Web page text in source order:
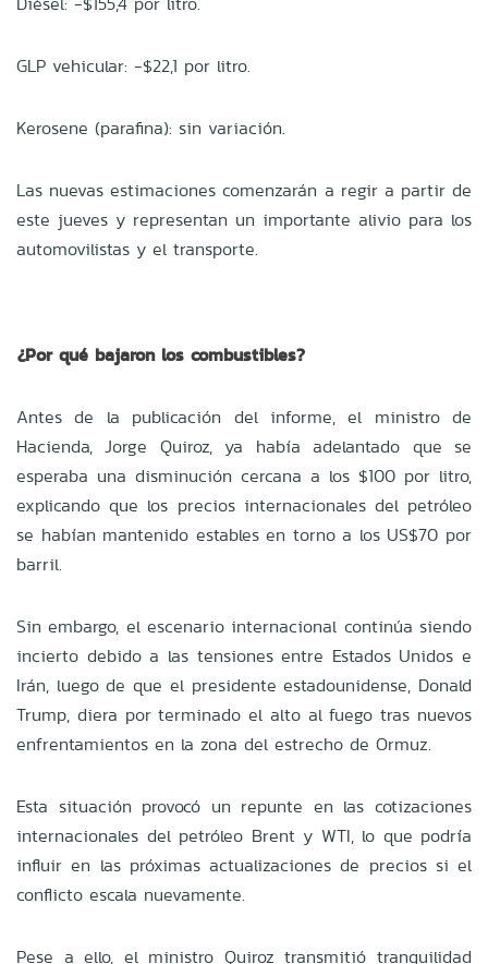
GLP vehicular: -$22,1 por litro.
Kerosene (parafina): sin variación.
Las nuevas estimaciones comenzarán a regir a partir de
este jueves y representan un importante alivio para los
automovilistas y el transporte.
¿Por qué bajaron los combustibles?
Antes de la publicación del informe, el ministro de
Hacienda, Jorge Quiroz, ya había adelantado que se
esperaba una disminución cercana a los $100 por litro,
explicando que los precios internacionales del petróleo
se habían mantenido estables en torno a los US$70 por
barril.
Sin embargo, el escenario internacional continúa siendo
incierto debido a las tensiones entre Estados Unidos e
Irán, luego de que el presidente estadounidense, Donald
Trump, diera por terminado el alto al fuego tras nuevos
enfrentamientos en la zona del estrecho de Ormuz.
Esta situación provocó un repunte en las cotizaciones
internacionales del petróleo Brent y WTI, lo que podría
influir en las próximas actualizaciones de precios si el
conflicto escala nuevamente.
Pese a ello, el ministro Quiroz transmitió tranquilidad